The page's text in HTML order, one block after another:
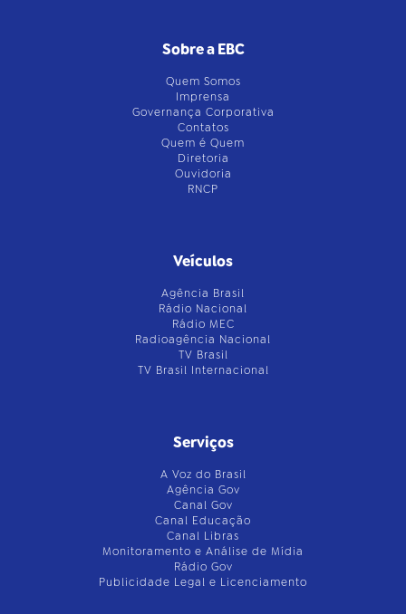
Sobre a EBC
Quem Somos
Imprensa
Governança Corporativa
Contatos
Quem é Quem
Diretoria
Ouvidoria
RNCP
Veículos
Agência Brasil
Rádio Nacional
Rádio MEC
Radioagência Nacional
TV Brasil
TV Brasil Internacional
Serviços
A Voz do Brasil
Agência Gov
Canal Gov
Canal Educação
Canal Libras
Monitoramento e Análise de Mídia
Rádio Gov
Publicidade Legal e Licenciamento